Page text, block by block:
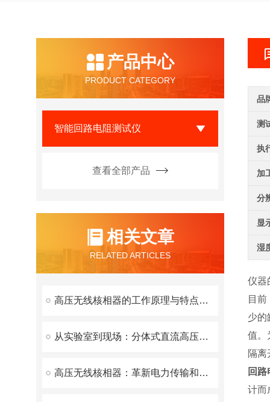
产品中心
PRODUCT CATEGORY
智能回路电阻测试仪
查看全部产品
相关文章
RELATED ARTICLES
高压无线核相器的工作原理与特点解析
从实验室到现场：分体式直流高压发生器——电力检测领域的新宠
高压无线核相器：革新电力传输和分配的前沿技术
品
测
执
加
分
显
湿
仪
目
少的
值。
隔离
回
计而